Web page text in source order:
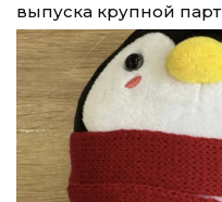
выпуска крупной